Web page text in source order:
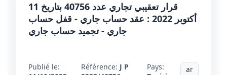
قرار تعقيبي تجاري عدد 40756 بتاريخ 11
أكتوبر 2022 : عقد حساب جاري - قفل حساب
جاري - تجميد حساب جاري
Publié le:
Référence: J P
Pays:
ar